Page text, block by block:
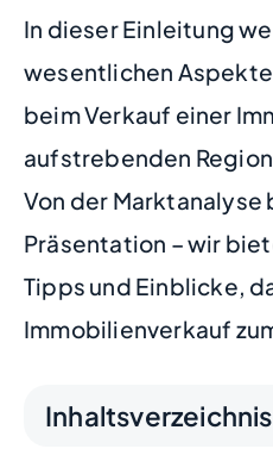
In dieser Einleitung
wesentlichen
beim Verkauf einer
aufstrebenden
Von der Marktanalyse
Präsentation – wir
Tipps und Einblicke,
Immobilienverkauf
Inhaltsverzeichnis